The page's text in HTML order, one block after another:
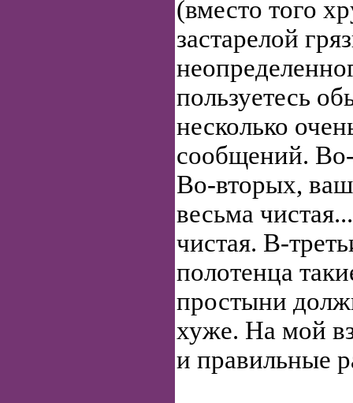
(вместо того
застарелой
пользуетесь
несколько
сообщений.
Во-вторых,
весьма
чистая. В-
полотенца
простыни
хуже. На мой
и правильные